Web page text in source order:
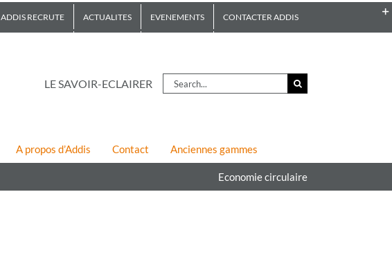
ADDIS RECRUTE ACTUALITES EVENEMENTS CONTACTER ADDIS
LE SAVOIR-ECLAIRER
Search
for:
A propos d’Addis Contact Anciennes gammes
Economie circulaire